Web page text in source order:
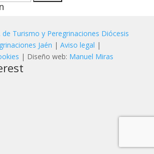
de Turismo y Peregrinaciones Diócesis
Jaén | Aviso legal |
| Diseño web: Manuel Miras